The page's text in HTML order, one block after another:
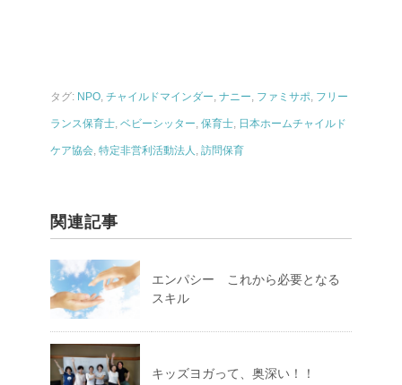
タグ: NPO チャイルドマインダー ナニー ファミサポ フリー
ランス保育士 ベビーシッター 保育士 日本ホームチャイルド
ケア協会 特定非営利活動法人 訪問保育
関連記事
エンパシー これから必要となる
スキル
キッズヨガって、奥深い！！